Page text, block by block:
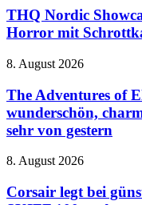
Zaubereiministerium
Showcase
2026:
Expeditionen
den
mit
Schrottkarren
THQ Nordic
Horror mit
The
of
Elliot:
The
Millennium
–
charmant
8. August 2026
The Adventures of
wunderschön,
sehr von gestern
Corsair
bei
8. August 2026
Corsair legt bei